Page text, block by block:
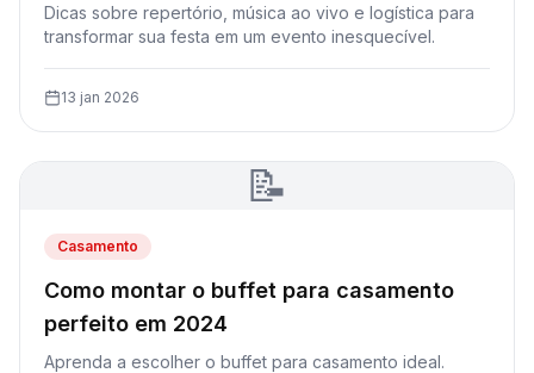
Dicas sobre repertório, música ao vivo e logística para
transformar sua festa em um evento inesquecível.
13 jan 2026
📝
Casamento
Como montar o buffet para casamento
perfeito em 2024
Aprenda a escolher o buffet para casamento ideal.